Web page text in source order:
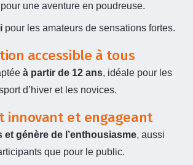
pour une aventure en poudreuse.
pour les amateurs de sensations fortes.
accessible à tous
à partir de 12 ans, idéale pour les
d’hiver et les novices.
innovant et engageant
et génère de l’enthousiasme, aussi
que pour le public.